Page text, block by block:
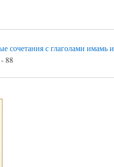
сочетания с глаголами имамь
88